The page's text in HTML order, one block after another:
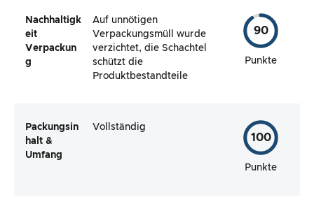
Nachhaltigk
eit
Verpackun
g
Auf unnötigen
Verpackungsmüll wurde
verzichtet, die Schachtel
schützt die
Produktbestandteile
90
Punkte
Packungsin
halt &
Umfang
Vollständig
100
Punkte